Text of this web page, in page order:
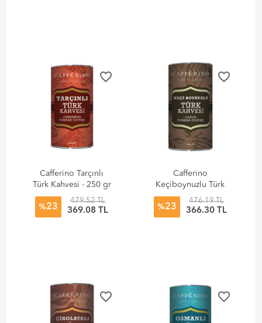
favorite_border
Cafferino Tarçınlı
Türk Kahvesi - 250 gr
%23
479.52 TL
369.08 TL
favorite_border
Cafferino
Keçiboynuzlu Türk
Kahvesi - 250 gr
%23
476.19 TL
366.30 TL
favorite_border favorite_border